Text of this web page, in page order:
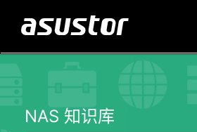
NAS 知识库